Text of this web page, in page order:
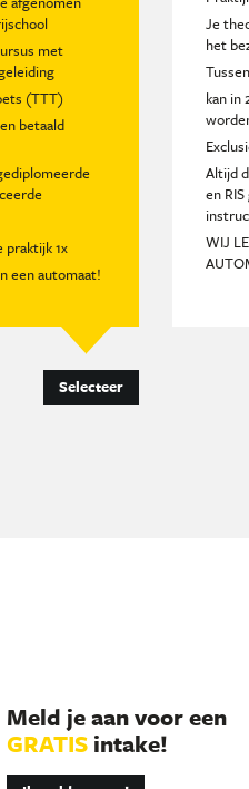
met
(TTT)
betaald
praktijk 1x
een automaat!
Selecteer
Je
het
kan in
Altijd
en
WIJ
Meld je aan voor een
GRATIS intake!